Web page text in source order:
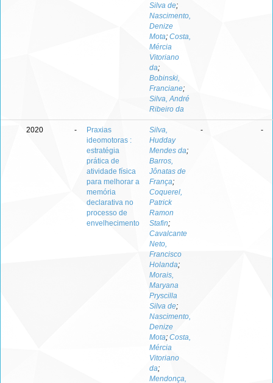
Silva de;
Nascimento,
Denize
Mota; Costa,
Mércia
Vitoriano
da;
Bobinski,
Franciane;
Silva, André
Ribeiro da
2020 -
Praxias
ideomotoras :
estratégia
prática de
atividade física
para melhorar a
memória
declarativa no
processo de
envelhecimento
Silva,
Hudday
Mendes da;
Barros,
Jônatas de
França;
Coquerel,
Patrick
Ramon
Stafin;
Cavalcante
Neto,
Francisco
Holanda;
Morais,
Maryana
Pryscilla
Silva de;
Nascimento,
Denize
Mota; Costa,
Mércia
Vitoriano
da;
Mendonça,
- -